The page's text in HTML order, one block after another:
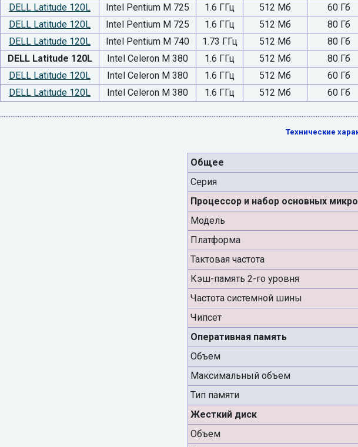
DELL Latitude 120L
Intel Pentium M 725 1.6 ГГц 512 Мб 60 Гб
DELL Latitude 120L
Intel Pentium M 725 1.6 ГГц 512 Мб 80 Гб
DELL Latitude 120L
Intel Pentium M 740 1.73 ГГц 512 Мб 80 Гб
DELL Latitude 120L
Intel Celeron M 380 1.6 ГГц 512 Мб 80 Гб
DELL Latitude 120L
Intel Celeron M 380 1.6 ГГц 512 Мб 60 Гб
DELL Latitude 120L
Intel Celeron M 380 1.6 ГГц 512 Мб 60 Гб
Технические
Общее
Серия
Процессор и набор основных
Модель
Платформа
Тактовая частота
Кэш-память 2-го уровня
Частота системной шины
Чипсет
Оперативная память
Объем
Максимальный объем
Тип памяти
Жесткий диск
Объем